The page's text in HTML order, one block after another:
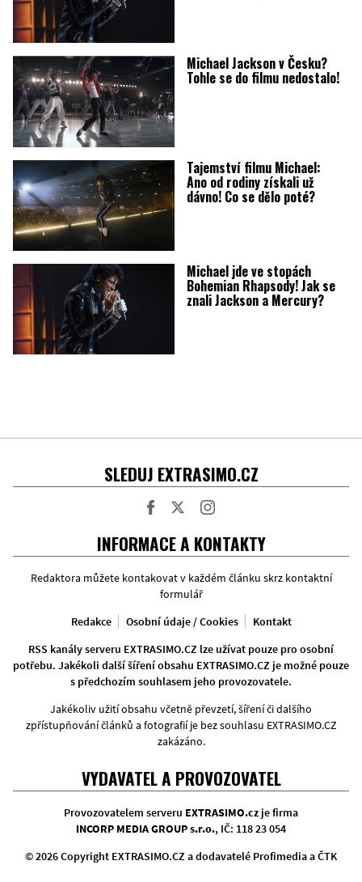
Michael Jackson v Česku?
Tohle se do filmu nedostalo!
Tajemství filmu Michael:
Ano od rodiny získali už
dávno! Co se dělo poté?
Michael jde ve stopách
Bohemian Rhapsody! Jak se
znali Jackson a Mercury?
SLEDUJ EXTRASIMO.CZ
INFORMACE A KONTAKTY
Redaktora můžete kontakovat v každém článku skrz kontaktní
formulář
Redakce
Osobní údaje / Cookies
Kontakt
RSS kanály serveru EXTRASIMO.CZ lze užívat pouze pro osobní
potřebu. Jakékoli další šíření obsahu EXTRASIMO.CZ je možné pouze
s předchozím souhlasem jeho provozovatele.
Jakékoliv užití obsahu včetně převzetí, šíření či dalšího
zpřístupňování článků a fotografií je bez souhlasu EXTRASIMO.CZ
zakázáno.
VYDAVATEL A PROVOZOVATEL
Provozovatelem serveru EXTRASIMO.czje firma
INCORP MEDIA GROUP s.r.o., IČ: 118 23 054
© 2026 Copyright EXTRASIMO.CZ a dodavatelé Profimedia a ČTK